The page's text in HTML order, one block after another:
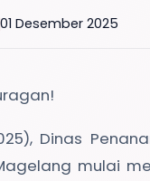
01 Desember 2025
Dinas
mulai